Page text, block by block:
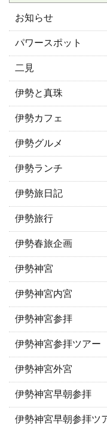
お知らせ
パワースポット
二見
伊勢と真珠
伊勢カフェ
伊勢グルメ
伊勢ランチ
伊勢旅日記
伊勢旅行
伊勢春旅企画
伊勢神宮
伊勢神宮内宮
伊勢神宮参拝
伊勢神宮参拝ツアー
伊勢神宮外宮
伊勢神宮早朝参拝
伊勢神宮早朝参拝ツ